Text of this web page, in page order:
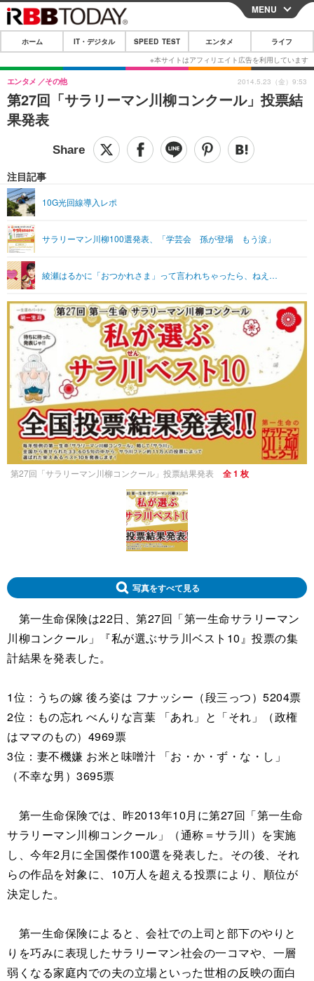
CLOSE
ホーム
IT・デジタル
IT・デジタルTOP スマートフォン
ショッピング その他
SPEED TEST
エンタメTOP 映画・ドラマ
グラビア ブログ
ショッピング その他
ライフTOP
リリース一覧
プッシュ通知の停止方法
MENU
ホーム IT・デジタル SPEED TEST エンタメ ライフ
第27回「サラリーマン川柳コンクール」投票結
果発表
エンタメ その他
注目記事
10G光回線導入レポ
サラリーマン川柳100選発表、「学芸会 孫が登場 もう涙」
綾瀬はるかに「おつかれさま」って言われちゃったら、ねえ…
2014.5.23（金）9:53
第27回「サラリーマン川柳コンクール」投票結果発表 全 1 枚
写真をすべて見る
第一生命保険は22日、第27回「第一生命サラリーマン
川柳コンクール」『私が選ぶサラ川ベスト10』投票の集
計結果を発表した。
1位：うちの嫁 後ろ姿は フナッシー（段三っつ）5204票
2位：もの忘れ べんりな言葉 「あれ」と「それ」（政権
はママのもの）4969票
3位：妻不機嫌 お米と味噌汁 「お・か・ず・な・し」
（不幸な男）3695票
第一生命保険では、昨2013年10月に第27回「第一生命
サラリーマン川柳コンクール」（通称＝サラ川）を実施
し、今年2月に全国傑作100選を発表した。その後、それ
らの作品を対象に、10万人を超える投票により、順位が
決定した。
第一生命保険によると、会社での上司と部下のやりと
りを巧みに表現したサラリーマン社会の一コマや、一層
弱くなる家庭内での夫の立場といった世相の反映の面白